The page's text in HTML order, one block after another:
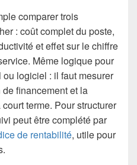
comparer trois
: coût complet du poste,
et effet sur le chiffre
Même logique pour
logiciel : il faut mesurer
financement et la
terme. Pour structurer
peut être complété par
de rentabilité, utile pour